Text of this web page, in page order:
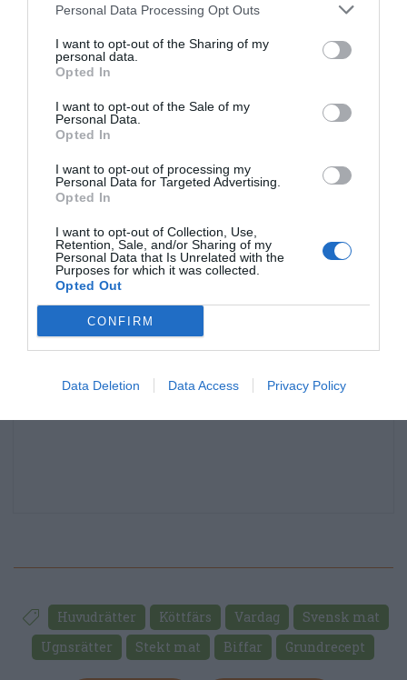
Personal Data Processing Opt Outs
I want to opt-out of the Sharing of my
personal data.
Opted In
I want to opt-out of the Sale of my
Personal Data.
Opted In
I want to opt-out of processing my
Personal Data for Targeted Advertising.
Opted In
I want to opt-out of Collection, Use,
Retention, Sale, and/or Sharing of my
Personal Data that Is Unrelated with the
Purposes for which it was collected.
Opted Out
CONFIRM
Data Deletion Data Access Privacy Policy
kan även lagas klart i ugnen på 175 grader i 10
minuter i ugnsfast stekpanna, ugnsform eller
långpanna.
Köttfärsbiffarna är klara att servera med
önskade tillbehör.
Om du vill kan du garnera biffarna med hackad
persilja.
Huvudrätter Köttfärs Vardag
Svensk mat
Ugnsrätter
Stekt mat Biffar Grundrecept